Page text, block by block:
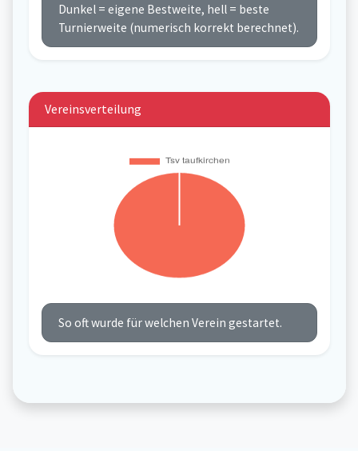
Dunkel = eigene Bestweite, hell = beste
Turnierweite (numerisch korrekt berechnet).
Vereinsverteilung
So oft wurde für welchen Verein gestartet.